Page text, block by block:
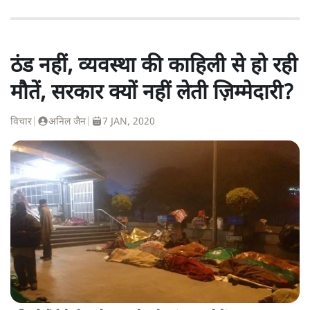
ठंड नहीं, व्यवस्था की काहिली से हो रही
मौतें, सरकार क्यों नहीं लेती ज़िम्मेदारी?
विचार अनिल जैन 7 JAN, 2020